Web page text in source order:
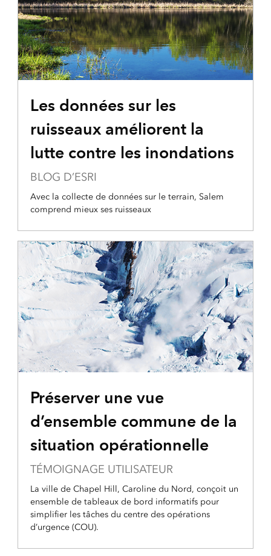
Les données sur les
ruisseaux améliorent la
lutte contre les inondations
BLOG D’ESRI
Avec la collecte de données sur le terrain, Salem
comprend mieux ses ruisseaux
Préserver une vue
d’ensemble commune de la
situation opérationnelle
TÉMOIGNAGE UTILISATEUR
La ville de Chapel Hill, Caroline du Nord, conçoit un
ensemble de tableaux de bord informatifs pour
simplifier les tâches du centre des opérations
d’urgence (COU).